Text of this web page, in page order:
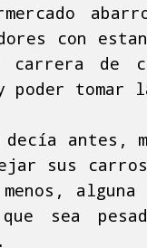
con
carrera de
tomar
decía
sus
sea